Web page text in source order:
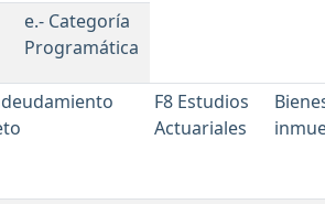
e.- Categoría
Programática
F8 Estudios
Actuariales